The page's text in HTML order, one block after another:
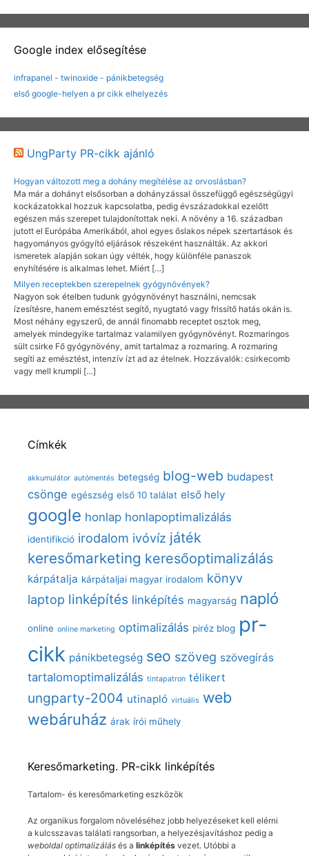
Google index elősegítése
infrapanel - twinoxide - pánikbetegség
első google-helyen a pr cikk elhelyezés
UngParty PR-cikk ajánló
Hogyan változott meg a dohány megítélése az orvoslásban?
Ma már a dohányt elsősorban a dohányzással összefüggő egészségügyi
kockázatokkal hozzuk kapcsolatba, pedig évszázadokkal ezelőtt
egészen más szerepet tulajdonítottak neki. A növény a 16. században
jutott el Európába Amerikából, ahol egyes őslakos népek szertartások és
hagyományos gyógyító eljárások részeként használták. Az akkori
ismeretek alapján sokan úgy vélték, hogy különféle panaszok
enyhítésére is alkalmas lehet. Miért […]
Milyen receptekben szerepelnek gyógynövények?
Nagyon sok ételben tudunk gyógynövényt használni, nemcsak
ízesítésre, hanem emésztést segítő, nyugtató vagy frissítő hatás okán is.
Most néhány egyszerű, de annál finomabb receptet osztok meg,
amelyek mindegyike tartalmaz valamilyen gyógynövényt. Rozmaringos
sült csirke Fő gyógynövény, amit tartalmaz a rozmaring. A rozmaring
segíti az emésztést, intenzív ízt ad az ételnek. Hozzávalók: csirkecomb
vagy mell krumpli […]
Címkék
akkumulátor autómentés betegség blog-web budapest
csönge egészség első 10 találat első hely
google honlap honlapoptimalizálás
identifikció irodalom ivóvíz játék
keresőmarketing keresőoptimalizálás
kárpátalja kárpátaljai magyar irodalom könyv
laptop linképítés linképítés magyarság napló
online online marketing optimalizálás piréz blog pr-
cikk pánikbetegség seo szöveg szövegírás
tartalomoptimalizálás tintapatron télikert
ungparty-2004 utinapló virtuális web
webáruház árak írói műhely
Keresőmarketing. PR-cikk linképítés
Tartalom- és keresőmarketing eszközök
Az organikus forgalom növeléséhez jobb helyezéseket kell elérni
a kulcsszavas találati rangsorban, a helyezésjavításhoz pedig a
weboldal optimalizálás és a linképítés vezet. Utóbbi a